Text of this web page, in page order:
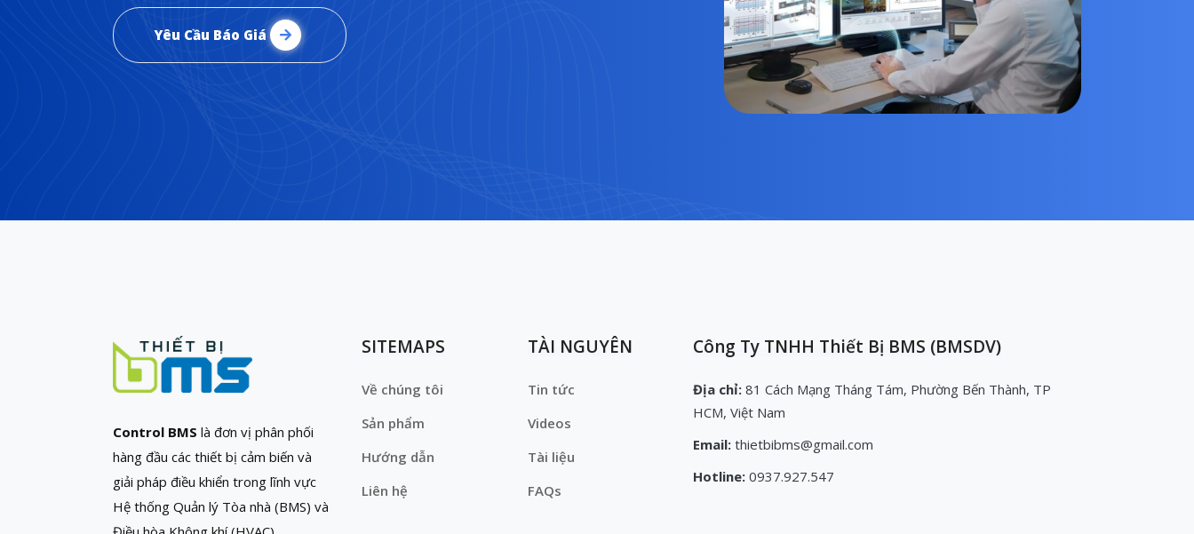
Yêu Cầu Báo Giá
Control BMS là đơn vị phân phối
hàng đầu các thiết bị cảm biến và
giải pháp điều khiển trong lĩnh vực
Hệ thống Quản lý Tòa nhà (BMS) và
SITEMAPS
Về chúng tôi
Sản phẩm
Hướng dẫn
Liên hệ
TÀI NGUYÊN
Tin tức
Videos
Tài liệu
FAQs
Công Ty TNHH Thiết Bị BMS (BMSDV)
Địa chỉ: 81 Cách Mạng Tháng Tám, Phường Bến Thành, TP
HCM, Việt Nam
Email: thietbibms@gmail.com
Hotline: 0937.927.547